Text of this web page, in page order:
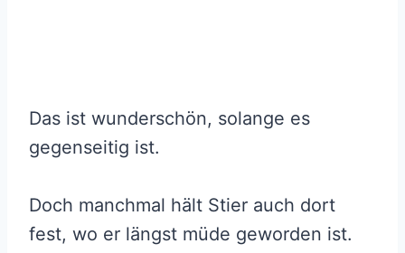
Das ist wunderschön, solange es
gegenseitig ist.
Doch manchmal hält Stier auch dort
fest, wo er längst müde geworden ist.